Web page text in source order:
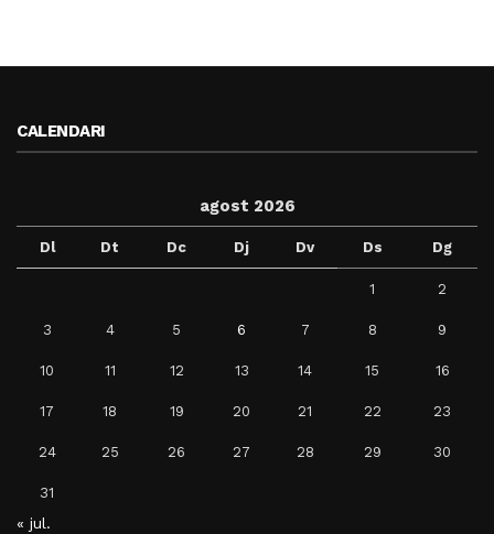
CALENDARI
agost 2026
Dl Dt Dc Dj Dv Ds Dg
1 2
3 4 5 6 7 8 9
10 11 12 13 14 15 16
17 18 19 20 21 22 23
24 25 26 27 28 29 30
31
« jul.